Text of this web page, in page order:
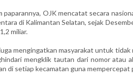
paparannya, OJK mencatat secara
di Kalimantan Selatan, sejak
miliar.
mengingatkan masyarakat untuk tidak
mengklik tautan dari nomor atau
di setiap kecamatan guna